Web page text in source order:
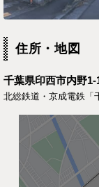
住所・地図
千葉県印西市内野1-
北総鉄道・京成電鉄「